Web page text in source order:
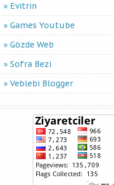
Evitrin
Games Youtube
Gözde Web
Sofra Bezi
Veblebi Blogger